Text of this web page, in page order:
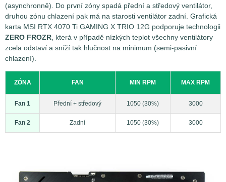
(asynchronně). Do první zóny spadá přední a středový ventilátor,
druhou zónu chlazení pak má na starosti ventilátor zadní. Grafická
karta MSI RTX 4070 Ti GAMING X TRIO 12G podporuje technologii
ZERO FROZR, která v případě nízkých teplot všechny ventilátory
zcela odstaví a sníží tak hlučnost na minimum (semi-pasivní
chlazení).
ZÓNA FAN MIN RPM MAX RPM
Fan 1 Přední + středový 1050 (30%) 3000
Fan 2 Zadní 1050 (30%) 3000